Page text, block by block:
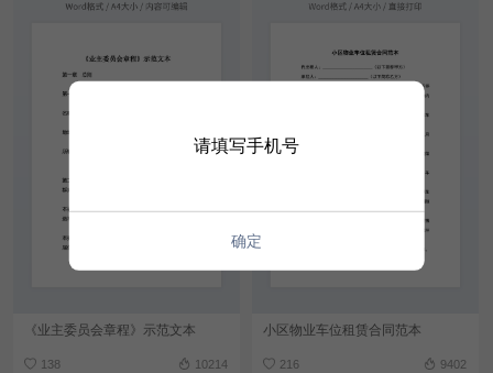
《业主委员会章程》示范文本
138 10214
小区物业车位租赁合同范本
216 9402
请填写手机号
确定